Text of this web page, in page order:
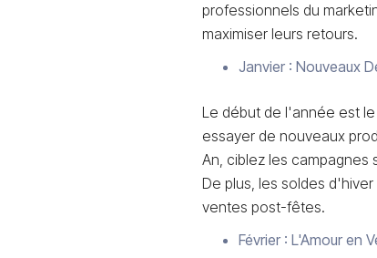
professionnels du
maximiser leurs retours.
Janvier : Nouveaux
Le début de l'année est
essayer de nouveaux
An, ciblez les campagnes
De plus, les soldes
ventes post-fêtes.
Février : L'Amour en